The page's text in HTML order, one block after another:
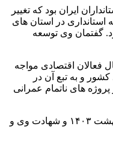
ایران بود که تغییر
در استان های
گفتمان وی توسعه
فعالان اقتصادی مواجه
و به تبع آن در
های ناتمام عمرانی
داد. با سقوط هواپیمای حامل رییس جمهور در ۳۰ اردیبهشت ۱۴۰۳ و شهادت وی و